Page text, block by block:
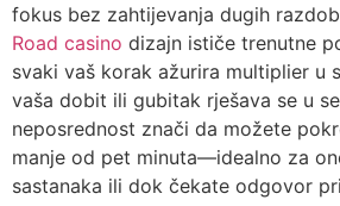
fokus bez zahtijevanja dugih
Road casino dizajn ističe trenutne
svaki vaš korak ažurira multiplier u
vaša dobit ili gubitak rješava se u
neposrednost znači da možete
manje od pet minuta—idealno za
sastanaka ili dok čekate odgovor